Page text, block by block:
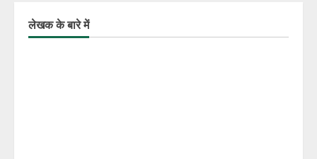
लेखक के बारे में